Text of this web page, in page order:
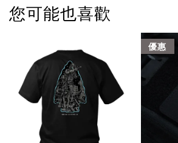
您可能也喜歡
優惠